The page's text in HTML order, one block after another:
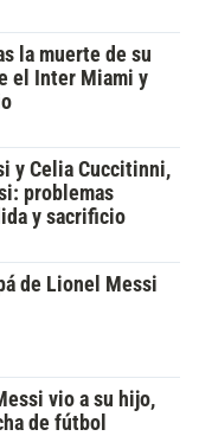
la muerte de su
el Inter Miami y
y Celia Cuccitinni,
problemas
y sacrificio
de Lionel Messi
vio a su hijo,
de fútbol